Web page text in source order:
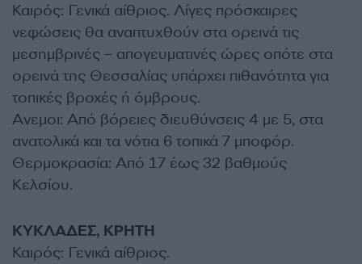
Καιρός: Γενικά αίθριος. Λίγες πρόσκαιρες
νεφώσεις θα αναπτυχθούν στα ορεινά τις
μεσημβρινές – απογευματινές ώρες οπότε στα
ορεινά της Θεσσαλίας υπάρχει πιθανότητα για
τοπικές βροχές ή όμβρους.
Ανεμοι: Από βόρειες διευθύνσεις 4 με 5, στα
ανατολικά και τα νότια 6 τοπικά 7 μποφόρ.
Θερμοκρασία: Από 17 έως 32 βαθμούς
Κελσίου.
ΚΥΚΛΑΔΕΣ, ΚΡΗΤΗ
Καιρός: Γενικά αίθριος.